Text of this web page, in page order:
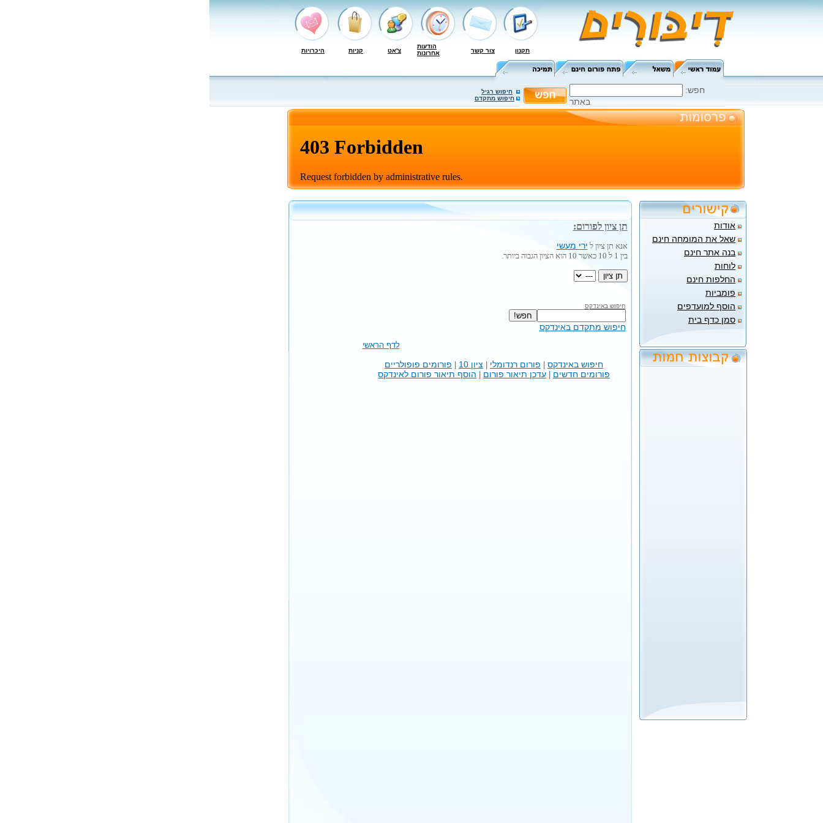
היכרויות קניות צ'אט
הודעות
אחרונות
צור קשר תקנון
חיפוש רגיל
חיפוש מתקדם
:חפש
באתר
תן ציון לפורום:
אנא תן ציון ל ירי מעשי
בין 1 ל 10 כאשר 10 הוא הציון הגבוה ביותר.
חיפוש באינדקס
חיפוש מתקדם באינדקס
לדף הראשי
חיפוש באינדקס פורום רנדומלי ציון 10
פורומים פופולריים
פורומים חדשים
עדכן תיאור פורום הוסף תיאור פורום לאינדקס
אודות
שאל את המומחה חינם
בנה אתר חינם
לוחות
החלפות חינם
פומביות
הוסף למועדפים
סמן כדף בית